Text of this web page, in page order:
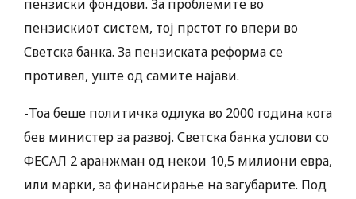
пензиски фондови. За проблемите во
пензискиот систем, тој прстот го впери во
Светска банка. За пензиската реформа се
противел, уште од самите најави.
-Тоа беше политичка одлука во 2000 година кога
бев министер за развој. Светска банка услови со
ФЕСАЛ 2 аранжман од некои 10,5 милиони евра,
или марки, за финансирање на загубарите. Под